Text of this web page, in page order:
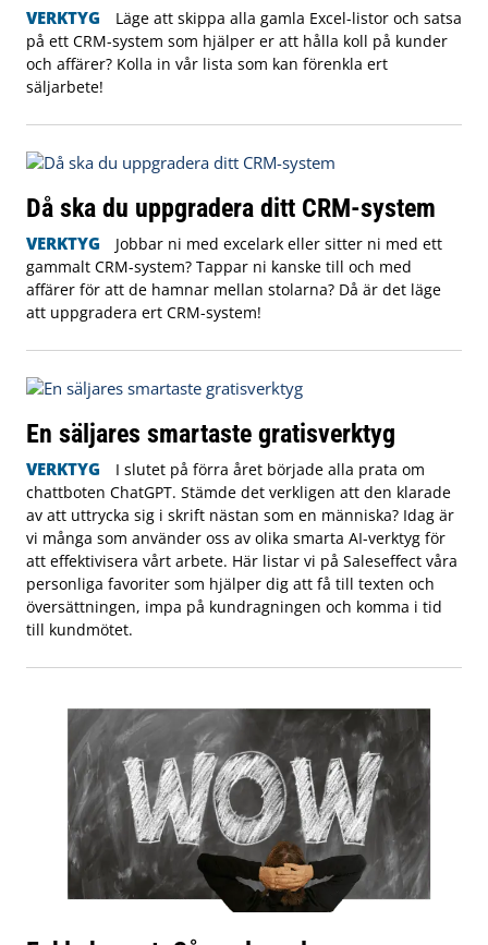
VERKTYG
Läge att skippa alla gamla Excel-listor och satsa
på ett CRM-system som hjälper er att hålla koll på kunder
och affärer? Kolla in vår lista som kan förenkla ert
säljarbete!
Då ska du uppgradera ditt CRM-system
VERKTYG
Jobbar ni med excelark eller sitter ni med ett
gammalt CRM-system? Tappar ni kanske till och med
affärer för att de hamnar mellan stolarna? Då är det läge
att uppgradera ert CRM-system!
En säljares smartaste gratisverktyg
VERKTYG
I slutet på förra året började alla prata om
chattboten ChatGPT. Stämde det verkligen att den klarade
av att uttrycka sig i skrift nästan som en människa? Idag är
vi många som använder oss av olika smarta AI-verktyg för
att effektivisera vårt arbete. Här listar vi på Saleseffect våra
personliga favoriter som hjälper dig att få till texten och
översättningen, impa på kundragningen och komma i tid
till kundmötet.